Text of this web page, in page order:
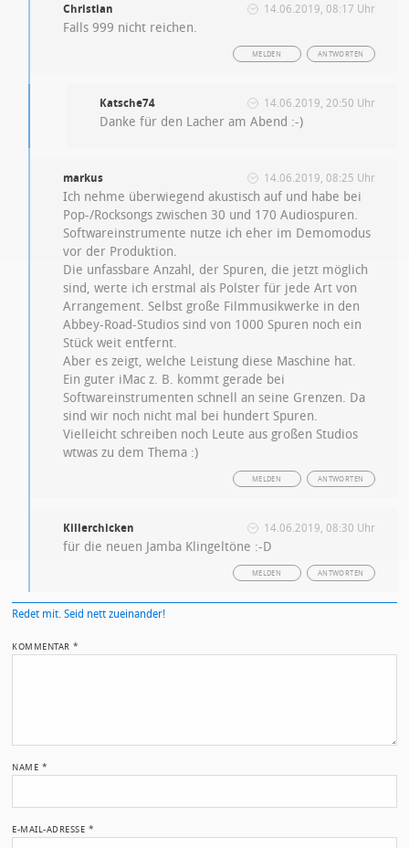
Christian 14.06.2019, 08:17 Uhr
Falls 999 nicht reichen.
ANTWORTEN
MELDEN
Katsche74 14.06.2019, 20:50 Uhr
Danke für den Lacher am Abend :-)
markus 14.06.2019, 08:25 Uhr
Ich nehme überwiegend akustisch auf und habe bei
Pop-/Rocksongs zwischen 30 und 170 Audiospuren.
Softwareinstrumente nutze ich eher im Demomodus
vor der Produktion.
Die unfassbare Anzahl, der Spuren, die jetzt möglich
sind, werte ich erstmal als Polster für jede Art von
Arrangement. Selbst große Filmmusikwerke in den
Abbey-Road-Studios sind von 1000 Spuren noch ein
Stück weit entfernt.
Aber es zeigt, welche Leistung diese Maschine hat.
Ein guter iMac z. B. kommt gerade bei
Softwareinstrumenten schnell an seine Grenzen. Da
sind wir noch nicht mal bei hundert Spuren.
Vielleicht schreiben noch Leute aus großen Studios
wtwas zu dem Thema :)
ANTWORTEN
MELDEN
Killerchicken 14.06.2019, 08:30 Uhr
für die neuen Jamba Klingeltöne :-D
ANTWORTEN
MELDEN
Redet mit. Seid nett zueinander!
KOMMENTAR*
NAME *
E-MAIL-ADRESSE *